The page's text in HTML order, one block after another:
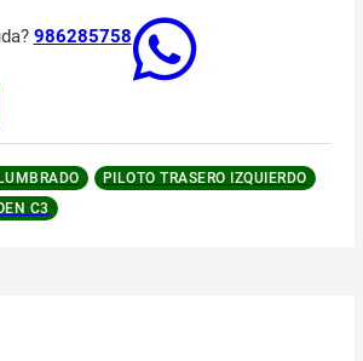
986285758
PILOTO TRASERO IZQUIERDO
C3